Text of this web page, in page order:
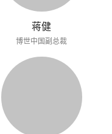
蒋健
博世中国副总裁